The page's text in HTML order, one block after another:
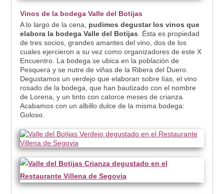
Vinos de la bodega Valle del Botijas
A lo largo de la cena, pudimos degustar los vinos que
elabora la bodega Valle del Botijas. Ésta es propiedad
de tres socios, grandes amantes del vino, dos de los
cuales ejercieron a su vez como organizadores de este X
Encuentro. La bodega se ubica en la población de
Pesquera y se nutre de viñas de la Ribera del Duero.
Degustamos un verdejo que elaboran sobre lías, el vino
rosado de la bodega, que han bautizado con el nombre
de Lorena, y un tinto con catorce meses de crianza.
Acabamos con un albillo dulce de la misma bodega:
Goloso.